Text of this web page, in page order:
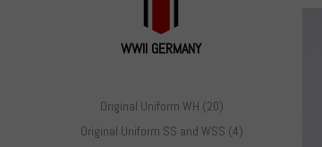
WWII GERMANY
Original Uniform WH (20)
Original Uniform SS and WSS (4)